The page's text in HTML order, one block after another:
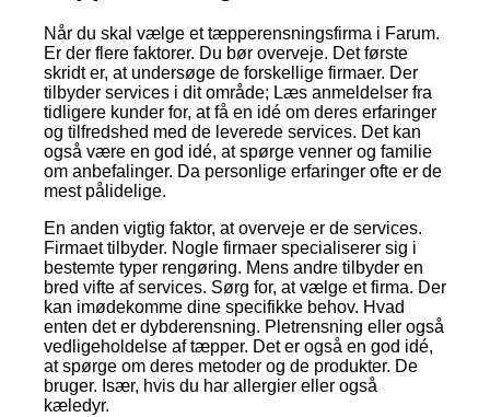
Når du skal vælge et tæpperensningsfirma i Farum.
Er der flere faktorer. Du bør overveje. Det første
skridt er, at undersøge de forskellige firmaer. Der
tilbyder services i dit område; Læs anmeldelser fra
tidligere kunder for, at få en idé om deres erfaringer
og tilfredshed med de leverede services. Det kan
også være en god idé, at spørge venner og familie
om anbefalinger. Da personlige erfaringer ofte er de
mest pålidelige.
En anden vigtig faktor, at overveje er de services.
Firmaet tilbyder. Nogle firmaer specialiserer sig i
bestemte typer rengøring. Mens andre tilbyder en
bred vifte af services. Sørg for, at vælge et firma. Der
kan imødekomme dine specifikke behov. Hvad
enten det er dybderensning. Pletrensning eller også
vedligeholdelse af tæpper. Det er også en god idé,
at spørge om deres metoder og de produkter. De
bruger. Især, hvis du har allergier eller også
kæledyr.